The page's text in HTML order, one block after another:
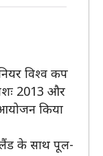
विश्व कप
2013 और
किया
के साथ पूल-